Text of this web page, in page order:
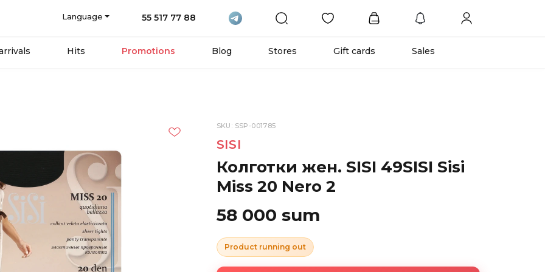
Language 55 517 77 88
Hits Promotions Blog Stores Gift cards Sales
SKU: SSP-001785
SISI
Колготки жен. SISI 49SISI Sisi
Miss 20 Nero 2
58 000 sum
Product running out